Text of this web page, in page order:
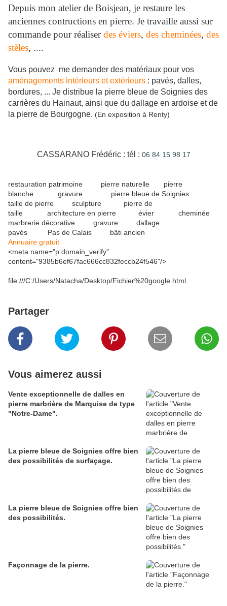
Depuis mon atelier de Boisjean, je restaure les
anciennes contructions en pierre. Je travaille aussi sur
commande pour réaliserdes éviers, des cheminées, des
stèles, ....
Vous pouvez me demander des matériaux pour vos
aménagements intérieurs et extérieurs : pavés, dalles,
bordures, ... Je distribue la pierre bleue de Soignies des
carrières du Hainaut, ainsi que du dallage en ardoise et de
la pierre de Bourgogne. (En exposition à Renty)
CASSARANO Frédéric : tél : 06 84 15 98 17
restauration patrimoine pierre naturelle pierre
blanche gravure pierre bleue de Soignies
taille de pierre sculpture pierre de
taille architecture en pierre évier cheminée
marbrerie décorative gravure dallage
pavés Pas de Calais bâti ancien
Annuaire gratuit
<meta name="p:domain_verify"
content="9385b6ef67fac666cc832feccb24f546"/>
file:///C:/Users/Natacha/Desktop/Fichier%20google.html
Partager
Vous aimerez aussi
Vente exceptionnelle de dalles en
pierre marbrière de Marquise de type
"Notre-Dame".
La pierre bleue de Soignies offre bien
des possibilités de surfaçage.
La pierre bleue de Soignies offre bien
des possibilités.
Façonnage de la pierre.